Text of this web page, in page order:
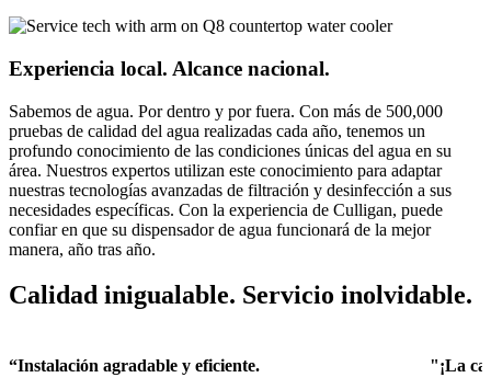
Experiencia local. Alcance nacional.
Sabemos de agua. Por dentro y por fuera. Con más de 500,000
pruebas de calidad del agua realizadas cada año, tenemos un
profundo conocimiento de las condiciones únicas del agua en su
área. Nuestros expertos utilizan este conocimiento para adaptar
nuestras tecnologías avanzadas de filtración y desinfección a sus
necesidades específicas. Con la experiencia de Culligan, puede
confiar en que su dispensador de agua funcionará de la mejor
manera, año tras año.
Calidad inigualable. Servicio inolvidable.
“Instalación agradable y eficiente. "¡La